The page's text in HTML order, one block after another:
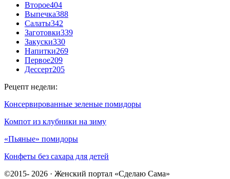
Второе404
Выпечка388
Салаты342
Заготовки339
Закуски330
Напитки269
Первое209
Дессерт205
Рецепт недели:
Консервированные зеленые помидоры
Компот из клубники на зиму
«Пьяные» помидоры
Конфеты без сахара для детей
©2015- 2026 · Женский портал «Сделаю Сама»